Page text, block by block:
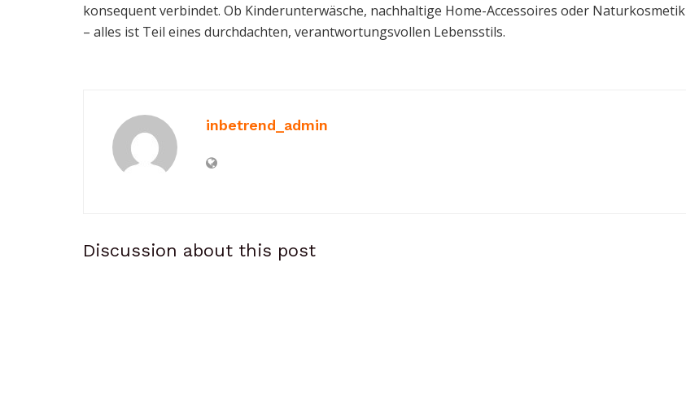
konsequent verbindet. Ob Kinderunterwäsche, nachhaltige Home-Accessoires oder Naturkosmetik
– alles ist Teil eines durchdachten, verantwortungsvollen Lebensstils.
inbetrend_admin
Discussion about this post